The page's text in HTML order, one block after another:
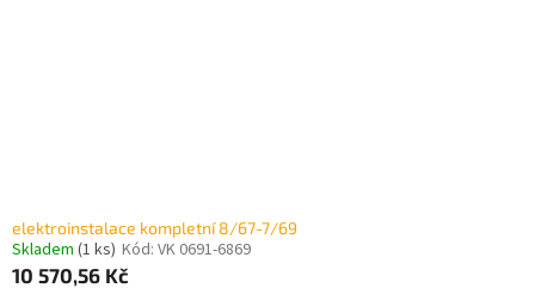
elektroinstalace kompletní 8/67-7/69
Skladem (1 ks) Kód: VK 0691-6869
10 570,56 Kč